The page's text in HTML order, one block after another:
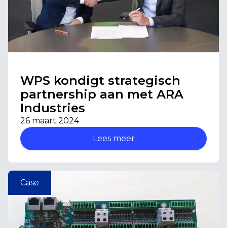
WPS kondigt strategisch
partnership aan met ARA
Industries
26 maart 2024
Lees meer
Case